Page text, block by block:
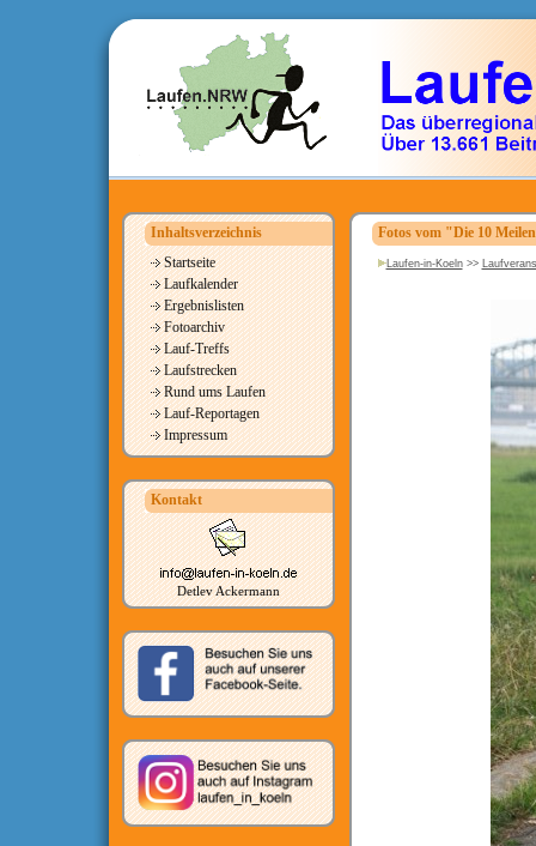
Inhaltsverzeichnis
Startseite
Laufkalender
Ergebnislisten
Fotoarchiv
Lauf-Treffs
Laufstrecken
Rund ums Laufen
Lauf-Reportagen
Impressum
Kontakt
Detlev Ackermann
Fotos vom "Die 10
Laufen-in-Koeln>>